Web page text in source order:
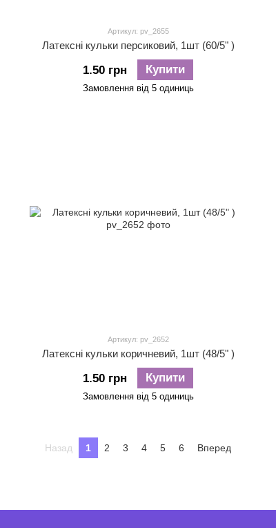
Артикул: pv_2655
Латексні кульки персиковий, 1шт (60/5" )
1.50 грн Купити
Замовлення від 5 одиниць
Артикул: pv_2652
Латексні кульки коричневий, 1шт (48/5" )
1.50 грн Купити
Замовлення від 5 одиниць
Назад 1 2 3 4 5 6 Вперед